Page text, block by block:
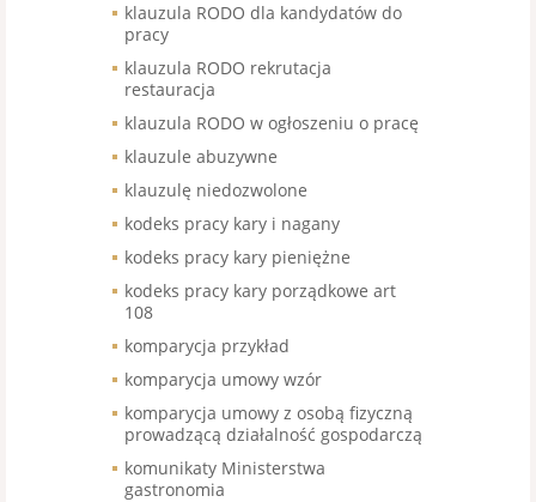
klauzula RODO dla kandydatów do
pracy
klauzula RODO rekrutacja
restauracja
klauzula RODO w ogłoszeniu o pracę
klauzule abuzywne
klauzulę niedozwolone
kodeks pracy kary i nagany
kodeks pracy kary pieniężne
kodeks pracy kary porządkowe art
108
komparycja przykład
komparycja umowy wzór
komparycja umowy z osobą fizyczną
prowadzącą działalność gospodarczą
komunikaty Ministerstwa
gastronomia